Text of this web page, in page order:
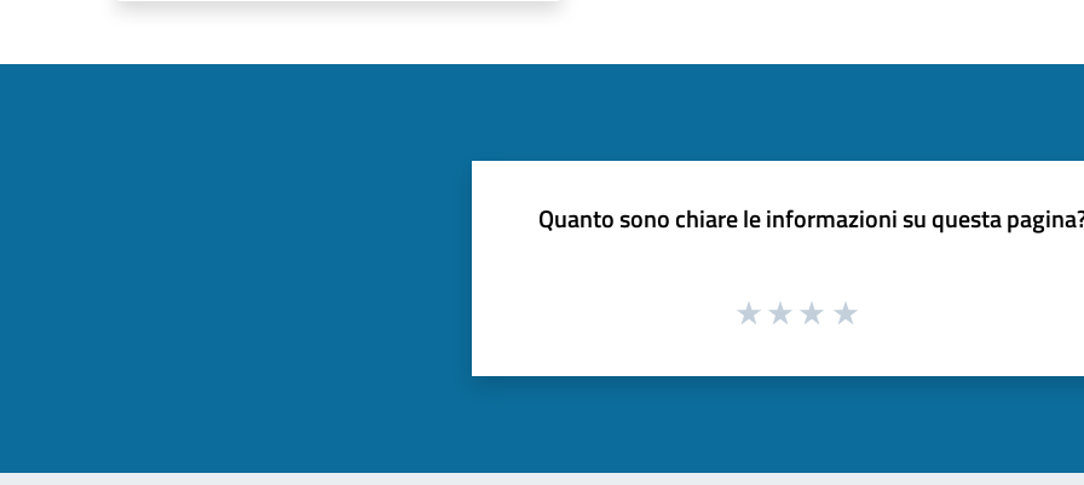
Quanto sono chiare le informazioni su questa